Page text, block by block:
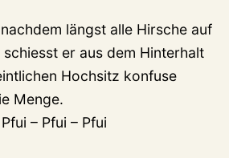
längst alle Hirsche auf
er aus dem Hinterhalt
Hochsitz konfuse
Menge.
– Pfui – Pfui